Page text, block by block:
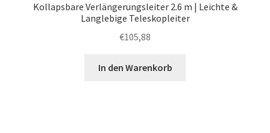
Kollapsbare Verlängerungsleiter 2.6 m | Leichte &
Langlebige Teleskopleiter
€105,88
In den Warenkorb